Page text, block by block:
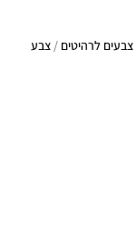
צבעים לרהיטים / צבע